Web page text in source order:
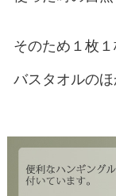
そのため１枚
バスタオルの